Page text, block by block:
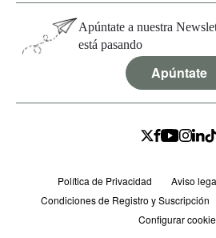
Apúntate a nuestra
está pasando
Apúntate
Política de Privacidad
Aviso
Condiciones de Registro y Suscripción
Configurar